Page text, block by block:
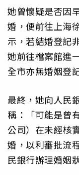
她曾懷疑是否因
婚，便前往上海
示，若結婚登記
她前往檔案館進
全市亦無婚姻登
最終，她向人民
稱：「可能是曾
公司）在未經核
婚，以利審批流
民銀行辦理婚姻